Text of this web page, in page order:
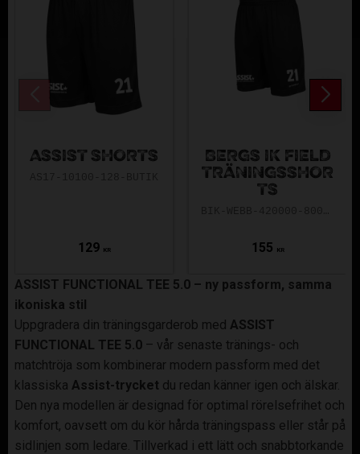
ASSIST SHORTS
129 KR
BERGS IK FIELD
TRÄNINGSSHOR
TS
155 KR
ASSIST FUNCTIONAL TEE 5.0 – ny passform, samma
ikoniska stil
Uppgradera din träningsgarderob med ASSIST
FUNCTIONAL TEE 5.0 – vår senaste tränings- och
matchtröja som kombinerar modern passform med det
klassiska Assist-trycket du redan känner igen och älskar.
Den nya modellen är designad för optimal rörelsefrihet och
komfort, oavsett om du kör hårda träningspass eller står på
sidlinjen som ledare. Tillverkad i ett lätt och snabbtorkande